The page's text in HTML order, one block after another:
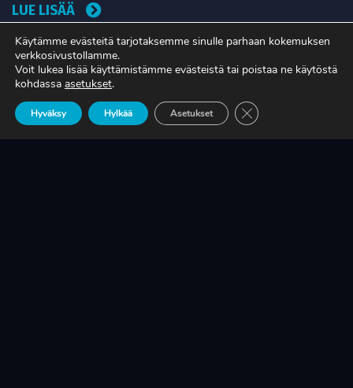
LUE LISÄÄ
TIEDÄTKÖ, MITÄ TUOTANTONNE OIKEASTI
MAKSAA?
LUE LISÄÄ
Käytämme evästeitä tarjotaksemme sinulle parhaan kokemuksen
verkkosivustollamme.
Voit lukea lisää käyttämistämme evästeistä tai poistaa ne käytöstä
kohdassa asetukset.
Hyväksy Hylkää Asetukset Sulje evästebanneri